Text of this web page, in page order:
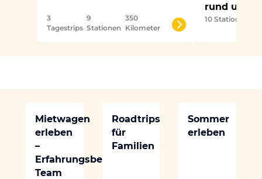
3
Tagestrips
9
Stationen
350
Kilometer
rund um
10 Stationen
Mietwagen
erleben
–
Erfahrungsberichte
Team
Roadtrips
für
Familien
Sommer
erleben